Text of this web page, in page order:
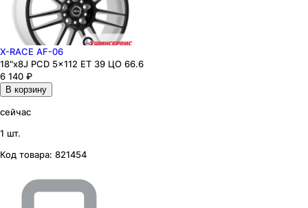
X-RACE AF-06
18"x8J PCD 5x112 ЕТ 39 ЦО 66.6
6 140 ₽
В корзину
сейчас
1 шт.
Код товара: 821454